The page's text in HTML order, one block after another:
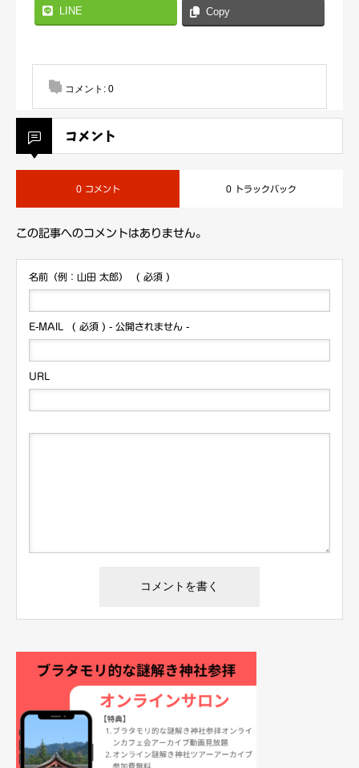
LINE Copy
コメント: 0
コメント
0 コメント 0 トラックバック
この記事へのコメントはありません。
名前（例：山田 太郎） ( 必須 )
E-MAIL ( 必須 ) - 公開されません -
URL